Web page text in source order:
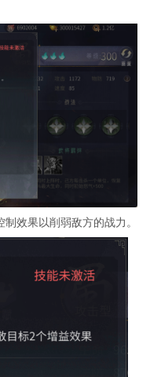
效果以削弱敌方的战力。